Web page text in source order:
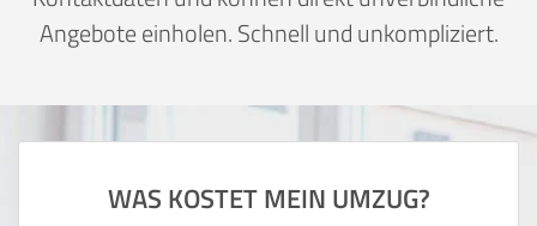
Angebote einholen. Schnell und unkompliziert.
WAS KOSTET MEIN UMZUG?